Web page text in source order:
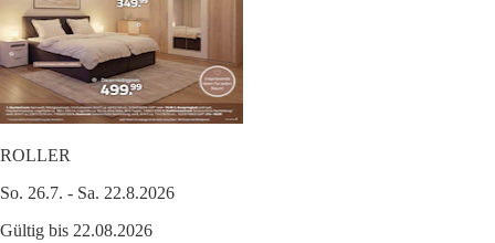
ROLLER
So. 26.7. - Sa. 22.8.2026
Gültig bis 22.08.2026